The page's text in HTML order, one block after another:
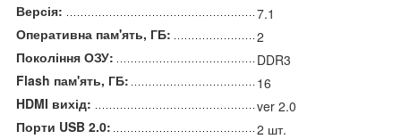
Версія:
7.1
Оперативна пам'ять, ГБ:
2
Покоління ОЗУ:
DDR3
Flash пам'ять, ГБ:
16
HDMI вихід:
ver 2.0
Порти USB 2.0:
2 шт.